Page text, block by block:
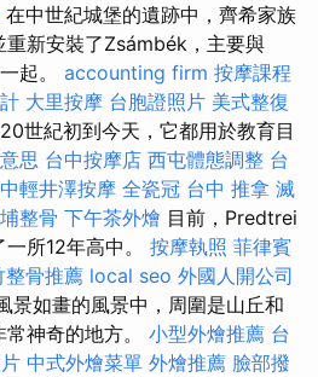
在中世紀城堡的遺跡中，齊希家族
重新安裝了Zsámbék，主要與
起。 accounting firm 按摩課程
大里按摩 台胞證照片 美式整復
世紀初到今天，它都用於教育目
思 台中按摩店 西屯體態調整 台
輕井澤按摩 全瓷冠 台中 推拿 滅
整骨 下午茶外燴 目前，Predtrei
所12年高中。 按摩執照 菲律賓
整骨推薦 local seo 外國人開公司
景如畫的風景中，周圍是山丘和
神奇的地方。 小型外燴推薦 台
中式外燴菜單 外燴推薦 臉部撥